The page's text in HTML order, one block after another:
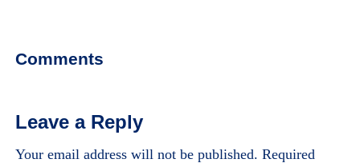
Comments
Leave a Reply
Your email address will not be published. Required